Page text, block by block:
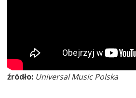
źródło: Universal Music Polska